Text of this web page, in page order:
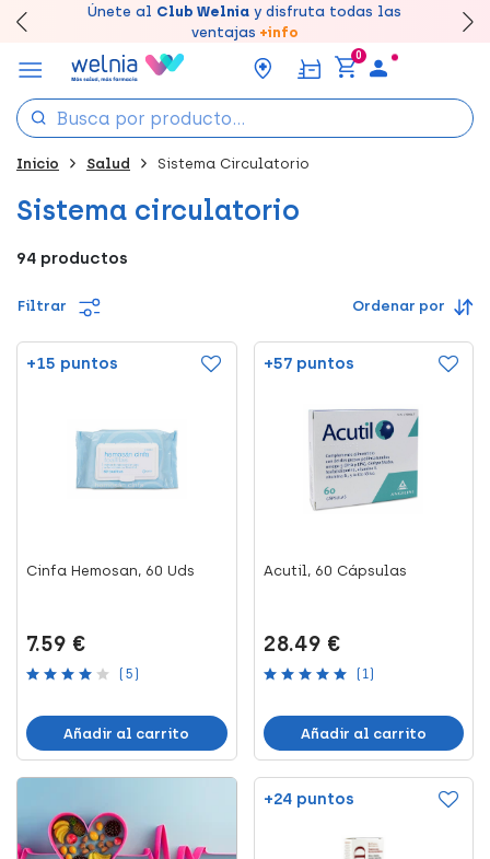
Disfruta de la entregarápida y gratuitaen farmacia
Únete al Club Welnia y disfruta todas las
ventajas +info
un 7% de descuento creando tu cuentaaquí
Canjea tus puntos en tu Farmacia de Confianza,
acumúlalos online.
0
Inicio Salud Sistema Circulatorio
Sistema circulatorio
94 productos
Filtrar Ordenar por
+15 puntos
Cinfa Hemosan, 60 Uds
7.59 €
(5)
Añadir al carrito
+57 puntos
Acutil, 60 Cápsulas
28.49 €
(1)
Añadir al carrito
+24 puntos